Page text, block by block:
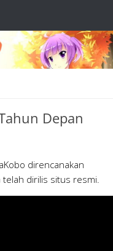
Depan
direncanakan
dirilis situs resmi.